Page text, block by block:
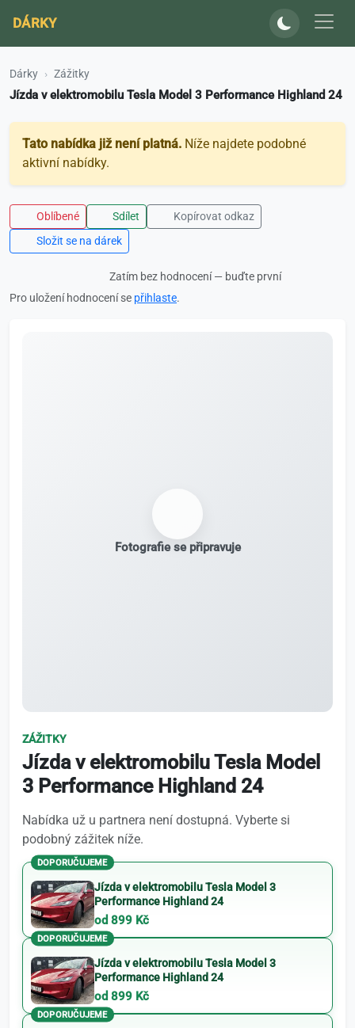
DÁRKY
Dárky Zážitky
Jízda v elektromobilu Tesla Model 3 Performance Highland 24
Tato nabídka již není platná. Níže najdete podobné
aktivní nabídky.
Oblíbené Sdílet
Kopírovat odkaz
Složit se na dárek
Zatím bez hodnocení — buďte první
Pro uložení hodnocení se přihlaste.
Fotografie se připravuje
ZÁŽITKY
Jízda v elektromobilu Tesla Model
3 Performance Highland 24
Nabídka už u partnera není dostupná. Vyberte si
podobný zážitek níže.
DOPORUČUJEME
Jízda v elektromobilu Tesla Model 3
Performance Highland 24
od 899 Kč
DOPORUČUJEME
Jízda v elektromobilu Tesla Model 3
Performance Highland 24
od 899 Kč
DOPORUČUJEME